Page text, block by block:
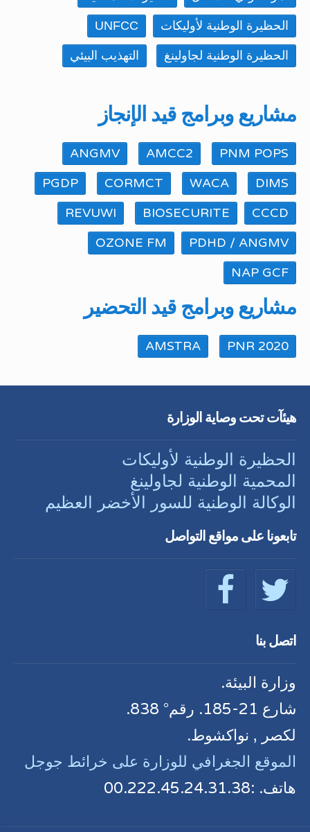
الحظيرة الوطنية لأوليكات UNFCC
الحظيرة الوطنية لجاولينغ التهذيب البيئي
مشاريع وبرامج قيد الإنجاز
PNM POPS
AMCC2
ANGMV
DIMS
WACA
CORMCT
PGDP
CCCD
BIOSECURITE
REVUWI
PDHD / ANGMV
OZONE FM
NAP GCF
مشاريع وبرامج قيد التحضير
PNR 2020
AMSTRA
هيئآت تحت وصاية الوزارة
الحظيرة الوطنية لأوليكات
المحمية الوطنية لجاولينغ
الوكالة الوطنية للسور الأخضر العظيم
تابعونا على مواقع التواصل
اتصل بنا
وزارة البيئة.
شارع 21-185. رقم° 838.
لكصر , نواكشوط.
الموقع الجغرافي للوزارة على خرائط جوجل
هاتف. :00.222.45.24.31.38